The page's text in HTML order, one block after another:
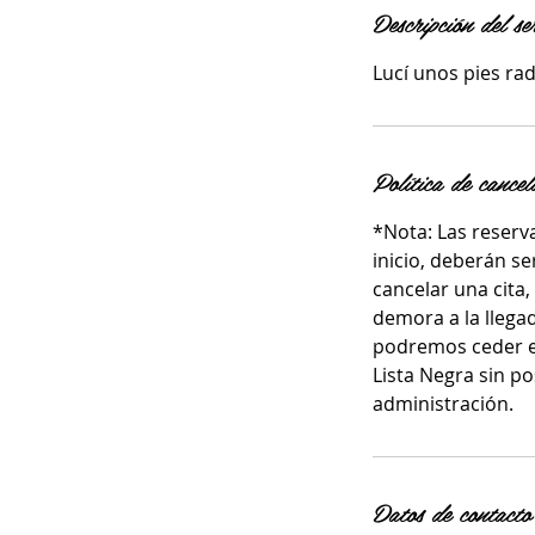
Descripción del
Lucí unos pies
Política de
*Nota: Las
inicio, deberán
cancelar una
demora a la
podremos ceder
Lista Negra sin
administración.
Datos de contacto